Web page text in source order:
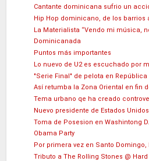
Cantante dominicana sufrio un
Hip Hop dominicano, de los barrios
La Materialista “Vendo mi música,
Dominicanada
Puntos más importantes
Lo nuevo de U2 es escuchado por
"Serie Final" de pelota en
Así retumba la Zona Oriental en fin
Tema urbano qe ha creado
Nuevo presidente de Estados
Toma de Posesion en Washintong
Obama Party
Por primera vez en Santo Domingo,
Tributo a The Rolling Stones @